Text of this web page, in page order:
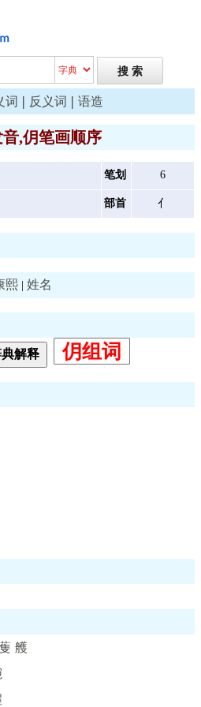
词 | 反义词 | 语造
,仴笔画顺序
笔划 6
部首 亻
熙 | 姓名
解释 仴组词
艧